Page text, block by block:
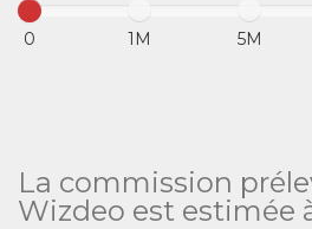
0 1M 5M
La commission
Wizdeo est estimée